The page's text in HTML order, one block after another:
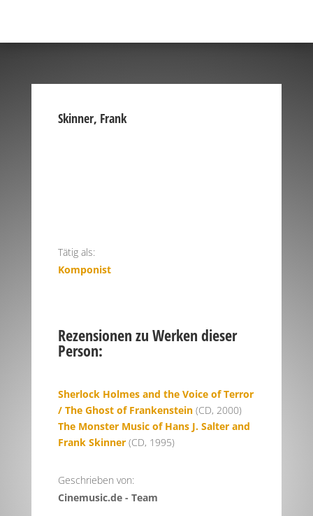
Skinner, Frank
Tätig als:
Komponist
Rezensionen zu Werken dieser
Person:
Sherlock Holmes and the Voice of Terror
/ The Ghost of Frankenstein(CD, 2000)
The Monster Music of Hans J. Salter and
Frank Skinner(CD, 1995)
Geschrieben von:
Cinemusic.de - Team